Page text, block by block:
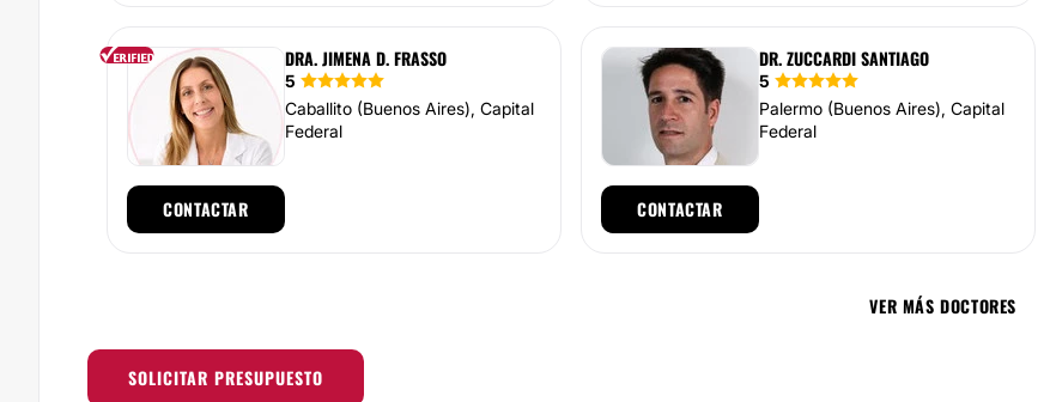
DRA. JIMENA D. FRASSO
5
Caballito (Buenos Aires), Capital
Federal
CONTACTAR
DR. ZUCCARDI SANTIAGO
5
Palermo (Buenos Aires), Capital
Federal
CONTACTAR
VER MÁS DOCTORES
SOLICITAR PRESUPUESTO